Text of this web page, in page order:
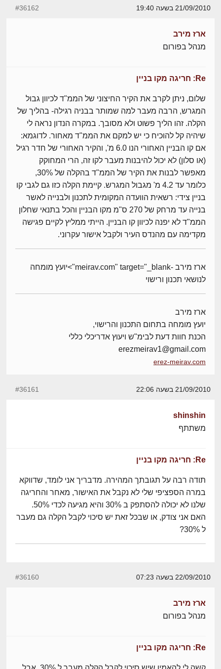
21/09/2010 בשעה 19:40 #36162
ארז מירב
מנהל בפורום
Re: חריגה מקו בניין
שלום, ניתן לקרב את הקיר החיצוני של הממ"ד לכיוון גבול
המגרש, הרבה מעבר למה שמותר בבניה רגילה- בהליך של
הקלה. זהו הליך פשוט ולא מסובך. במקרה הנדון נראה לי
שיהיה קל להוכיח כי יש למקם את הממ"ד מאחור. לדוגמא:
אם קו הבניין האחורי הנו 6.0 מ', והקיר האחורי של חדר רגיל
(או סלון) לא יכול להיבנות מעבר לקו זה, הרי המחוקק
מאפשר לבנות את הקיר של הממ"ד בהקלה של 30%,
כלומר עד 4.2 מ' מגבול המגרש. קיימת הקלה כזו גם לגבי קו
בניין צידי: רשאית הוועדה המקומית לתכנון ולבנייה לאשר
בנייה עד מרחק של 270 ס"מ מקו הבניין והכל בתנאי שחלון
הממ"ד לא יפנה לכיוון קו הבניין. הייתי ממליץ לקיים פגישה
מקדימה עם מהנדס העיר ולקבל אישור עקרוני.
ארז מירב -meirav.com" target="_blank">יועץ מומחה
לנושאי תכנון ורישוי
ארז מירב
יועץ מומחה בתחום התכנון והרישוי,
הכנת חוות דעת לבימ"ש ויעוץ אדריכלי כללי
erezmeirav1@gmail.com
erez-meirav.com
21/09/2010 בשעה 22:06 #36161
shinshin
משתתף
Re: חריגה מקו בניין
תודה רבה על תגובתך המהירה. מדבריך אני לומד, שדווקא
במרה הספציפי שלי לא נקבל את האישור, מאחר והחריגה
שלנו לא יכולה להסתפק ב 30% והיא מגיעה לכדי 50%.
האם אני צודק, או שבכל זאת יש סיכוי לקבל הקלה גם מעבר
ל 30%?
22/09/2010 בשעה 07:23 #36160
ארז מירב
מנהל בפורום
Re: חריגה מקו בניין